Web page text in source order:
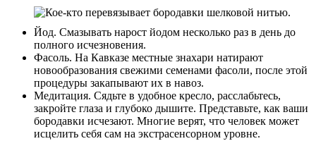
Йод. Смазывать нарост йодом несколько раз в день до
полного исчезновения.
Фасоль. На Кавказе местные знахари натирают
новообразования свежими семенами фасоли, после этой
процедуры закапывают их в навоз.
Медитация. Сядьте в удобное кресло, расслабьтесь,
закройте глаза и глубоко дышите. Представьте, как ваши
бородавки исчезают. Многие верят, что человек может
исцелить себя сам на экстрасенсорном уровне.